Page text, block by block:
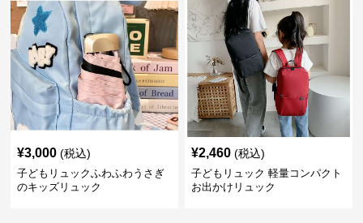
¥3,000 (税込)
子どもリュックふわふわうさぎ
のキッズリュック
¥2,460 (税込)
子どもリュック 軽量コンパクト
お出かけリュック